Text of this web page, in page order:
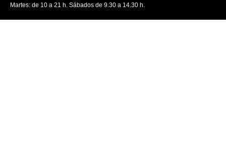
Martes: de 10 a 21 h. Sábados de 9.30 a 14.30 h.